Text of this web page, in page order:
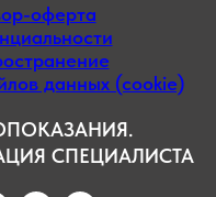
оферта
данных (cookie)
СПЕЦИАЛИСТА